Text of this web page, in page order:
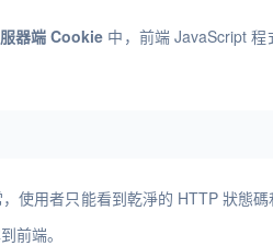
器端 Cookie 中，前端 JavaScript
使用者只能看到乾淨的 HTTP 狀態
前端。